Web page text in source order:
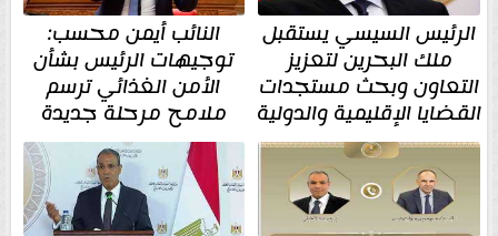
الرئيس السيسي يستقبل
ملك البحرين لتعزيز
التعاون وبحث مستجدات
القضايا الإقليمية والدولية
النائب أيمن محسب:
توجيهات الرئيس بشأن
الأمن الغذائي ترسم
ملامح مرحلة جديدة